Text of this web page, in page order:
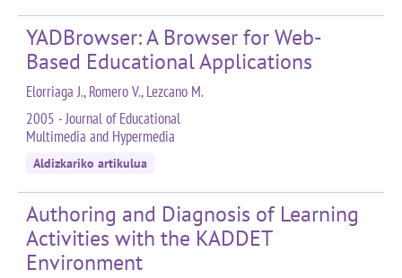
YADBrowser: A Browser for Web-
Based Educational Applications
Elorriaga J., Romero V., Lezcano M.
2005 - Journal of Educational
Multimedia and Hypermedia
Aldizkariko artikulua
Authoring and Diagnosis of Learning
Activities with the KADDET
Environment